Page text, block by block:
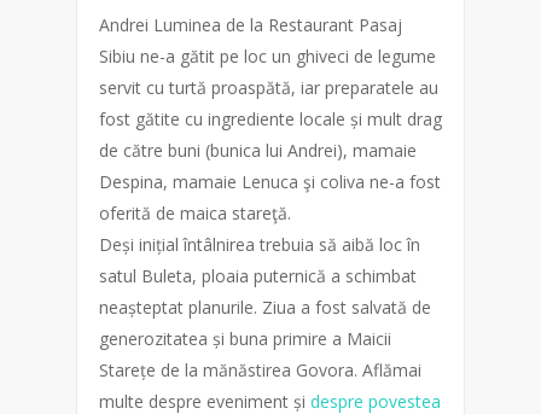
Andrei Luminea de la Restaurant Pasaj
Sibiu ne-a gătit pe loc un ghiveci de legume
servit cu turtă proaspătă, iar preparatele au
fost gătite cu ingrediente locale și mult drag
de către buni (bunica lui Andrei), mamaie
Despina, mamaie Lenuca şi coliva ne-a fost
oferită de maica stareţă.
Deși inițial întâlnirea trebuia să aibă loc în
satul Buleta, ploaia puternică a schimbat
neașteptat planurile. Ziua a fost salvată de
generozitatea și buna primire a Maicii
Starețe de la mănăstirea Govora. Aflămai
multe despre eveniment și despre povestea